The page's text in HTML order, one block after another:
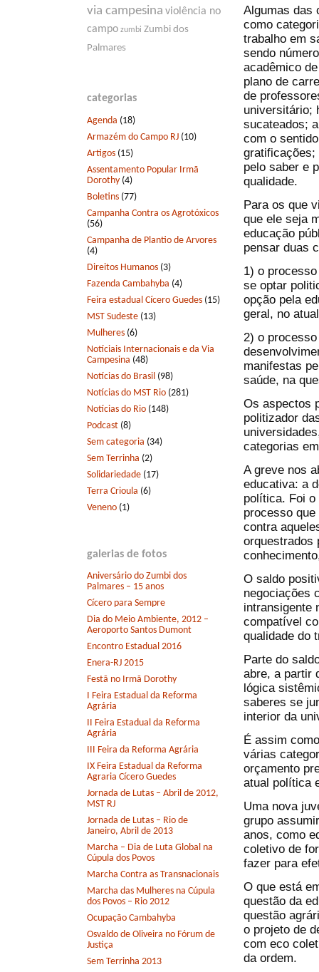
via campesina violência no
campo zumbi Zumbi dos
Palmares
categorias
Agenda (18)
Armazém do Campo RJ (10)
Artigos (15)
Assentamento Popular Irmã
Dorothy (4)
Boletins (77)
Campanha Contra os Agrotóxicos
(56)
Campanha de Plantio de Arvores
(4)
Direitos Humanos (3)
Fazenda Cambahyba (4)
Feira estadual Cícero Guedes (15)
MST Sudeste (13)
Mulheres (6)
Notíciais Internacionais e da Via
Campesina (48)
Notícias do Brasil (98)
Notícias do MST Rio (281)
Notícias do Rio (148)
Podcast (8)
Sem categoria (34)
Sem Terrinha (2)
Solidariedade (17)
Terra Crioula (6)
Veneno (1)
galerias de fotos
Aniversário do Zumbi dos
Palmares – 15 anos
Cícero para Sempre
Dia do Meio Ambiente, 2012 –
Aeroporto Santos Dumont
Encontro Estadual 2016
Enera-RJ 2015
Festã no Irmã Dorothy
I Feira Estadual da Reforma
Agrária
II Feira Estadual da Reforma
Agrária
III Feira da Reforma Agrária
IX Feira Estadual da Reforma
Agraria Cícero Guedes
Jornada de Lutas – Abril de 2012,
MST RJ
Jornada de Lutas – Rio de
Janeiro, Abril de 2013
Marcha – Dia de Luta Global na
Cúpula dos Povos
Marcha Contra as Transnacionais
Marcha das Mulheres na Cúpula
dos Povos – Rio 2012
Ocupação Cambahyba
Osvaldo de Oliveira no Fórum de
Justiça
Sem Terrinha 2013
Algumas das
como
trabalho em
sendo
acadêmico
plano de
de
universitário;
sucateados;
com o
gratificações;
pelo saber e
qualidade.
Para os que
que ele seja
educação
pensar duas
1) o
se optar
opção pela
geral, no
2) o
manifestas
saúde, na
Os aspectos
politizador
categorias
A greve nos
educativa: a
política. Foi o
processo
contra
orquestrados
O saldo
negociações
intransigente
compatível
qualidade do
Parte do
abre, a partir
lógica
saberes se
interior da
É assim
várias
orçamento
atual política
Uma nova
grupo
anos, como
coletivo de
fazer para
O que está
questão da
questão
o projeto de
com eco
da ordem.